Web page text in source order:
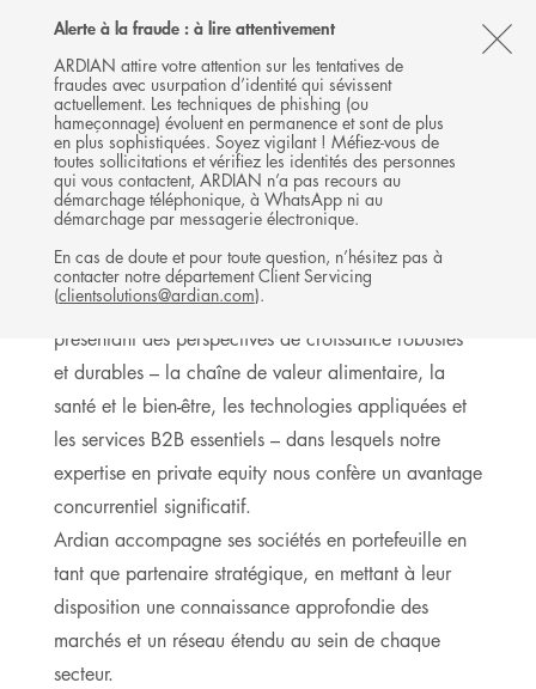
Alerte à la fraude : à lire attentivement
ARDIAN attire votre attention sur les tentatives de
fraudes avec usurpation d’identité qui sévissent
actuellement. Les techniques de phishing (ou
hameçonnage) évoluent en permanence et sont de plus
en plus sophistiquées. Soyez vigilant ! Méfiez-vous de
toutes sollicitations et vérifiez les identités des personnes
qui vous contactent, ARDIAN n’a pas recours au
démarchage téléphonique, à WhatsApp ni au
démarchage par messagerie électronique.
En cas de doute et pour toute question, n’hésitez pas à
contacter notre département Client Servicing
(clientsolutions@ardian.com).
Follow
Ardian
on
X
Follow
Ardian
on
LinkedIn
Follow
Ardian
on
YouTube
Ardian
on
Jobs
on
LinkedIn
MENU
INVESTISSEMENTS
BUYOUT
Expertise sectorielle
Nous sommes spécialisés dans quatre secteurs
présentant des perspectives de croissance robustes
et durables – la chaîne de valeur alimentaire, la
santé et le bien-être, les technologies appliquées et
les services B2B essentiels – dans lesquels notre
expertise en private equity nous confère un avantage
concurrentiel significatif.
Ardian accompagne ses sociétés en portefeuille en
tant que partenaire stratégique, en mettant à leur
disposition une connaissance approfondie des
marchés et un réseau étendu au sein de chaque
secteur.